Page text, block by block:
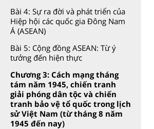
Bài 4: Sự ra đời và phát triển của
Hiệp hội các quốc gia Đông Nam
Á (ASEAN)
Bài 5: Cộng đồng ASEAN: Từ ý
tưởng đến hiện thực
Chương 3: Cách mạng tháng
tám năm 1945, chiến tranh
giải phóng dân tộc và chiến
tranh bảo vệ tổ quốc trong lịch
sử Việt Nam (từ tháng 8 năm
1945 đến nay)